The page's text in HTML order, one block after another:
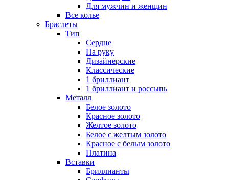
Для мужчин и женщин
Все колье
Браслеты
Тип
Сердце
На руку
Дизайнерские
Классические
1 бриллиант
1 бриллиант и россыпь
Металл
Белое золото
Красное золото
Желтое золото
Белое с желтым золото
Красное с белым золото
Платина
Вставки
Бриллианты